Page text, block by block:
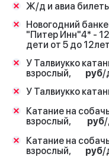
Ж/д и авиа
Новогодний
"Питер Инн"4* -
дети от 5 до
У Талвиукко
взрослый,
руб/
У Талвиукко
Катание на
взрослый, руб
Катание на
взрослый, руб/